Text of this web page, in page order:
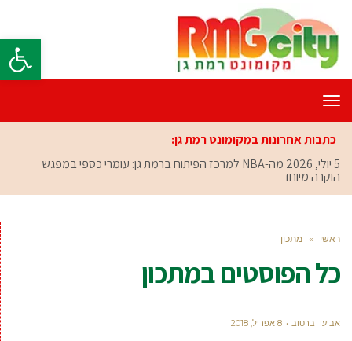
פתח
תפריט
כתבות אחרונות במקומונט רמת גן:
5 יולי, 2026
מה-NBA למרכז הפיתוח ברמת גן: עומרי כספי במפגש
הוקרה מיוחד
ראשי » מתכון
כל הפוסטים במתכון
אביעד ברטוב 8 אפריל, 2018